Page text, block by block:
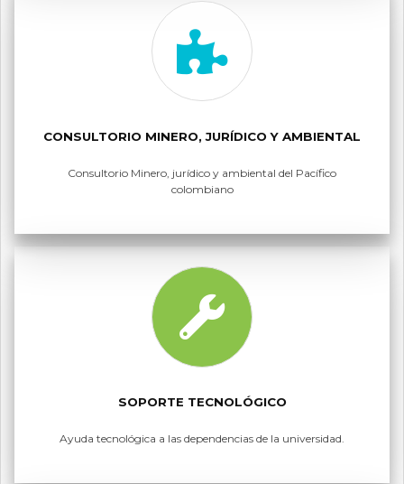
CONSULTORIO MINERO, JURÍDICO Y AMBIENTAL
Consultorio Minero, jurídico y ambiental del Pacífico
colombiano
SOPORTE TECNOLÓGICO
Ayuda tecnológica a las dependencias de la universidad.